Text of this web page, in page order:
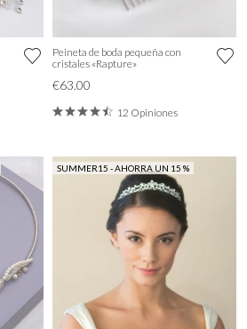
Peineta de boda pequeña con
cristales «Rapture»
€63.00
12 Opiniones
SUMMER15 - AHORRA UN 15 %